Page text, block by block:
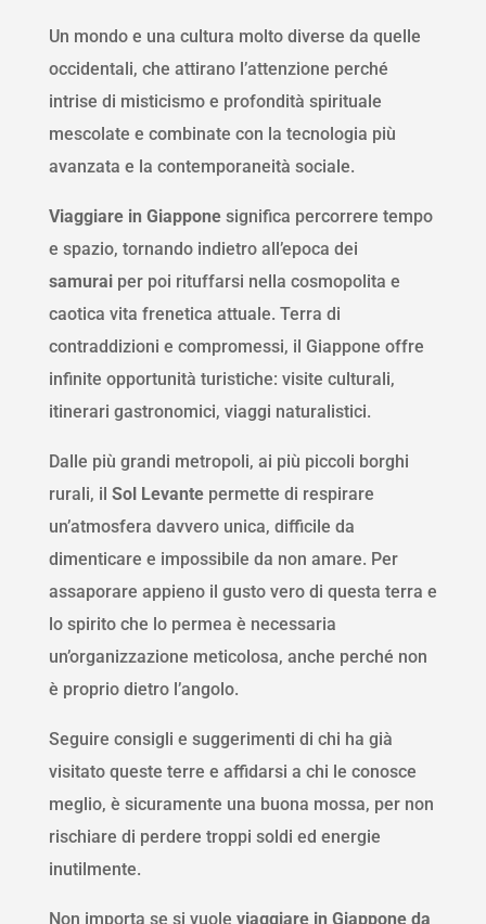
Un mondo e una cultura molto diverse da quelle
occidentali, che attirano l’attenzione perché
intrise di misticismo e profondità spirituale
mescolate e combinate con la tecnologia più
avanzata e la contemporaneità sociale.
Viaggiare in Giapponesignifica percorrere tempo
e spazio, tornando indietro all’epoca dei
samurai per poi rituffarsi nella cosmopolita e
caotica vita frenetica attuale. Terra di
contraddizioni e compromessi, il Giappone offre
infinite opportunità turistiche: visite culturali,
itinerari gastronomici, viaggi naturalistici.
Dalle più grandi metropoli, ai più piccoli borghi
rurali, il Sol Levante permette di respirare
un’atmosfera davvero unica, difficile da
dimenticare e impossibile da non amare. Per
assaporare appieno il gusto vero di questa terra e
lo spirito che lo permea è necessaria
un’organizzazione meticolosa, anche perché non
è proprio dietro l’angolo.
Seguire consigli e suggerimenti di chi ha già
visitato queste terre e affidarsi a chi le conosce
meglio, è sicuramente una buona mossa, per non
rischiare di perdere troppi soldi ed energie
inutilmente.
Non importa se si vuole viaggiare in Giappone da